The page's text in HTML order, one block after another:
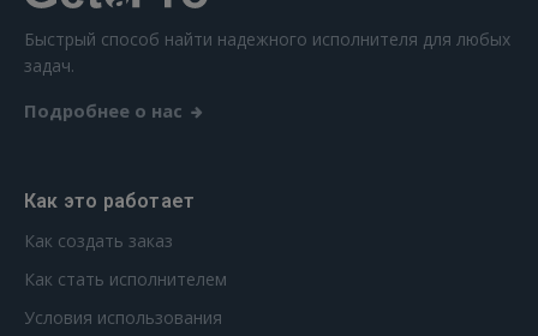
Быстрый способ найти надежного исполнителя для любых
задач.
Подробнее о нас
Как это работает
Как создать заказ
Как стать исполнителем
Условия использования